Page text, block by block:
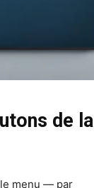
de la
le menu — par